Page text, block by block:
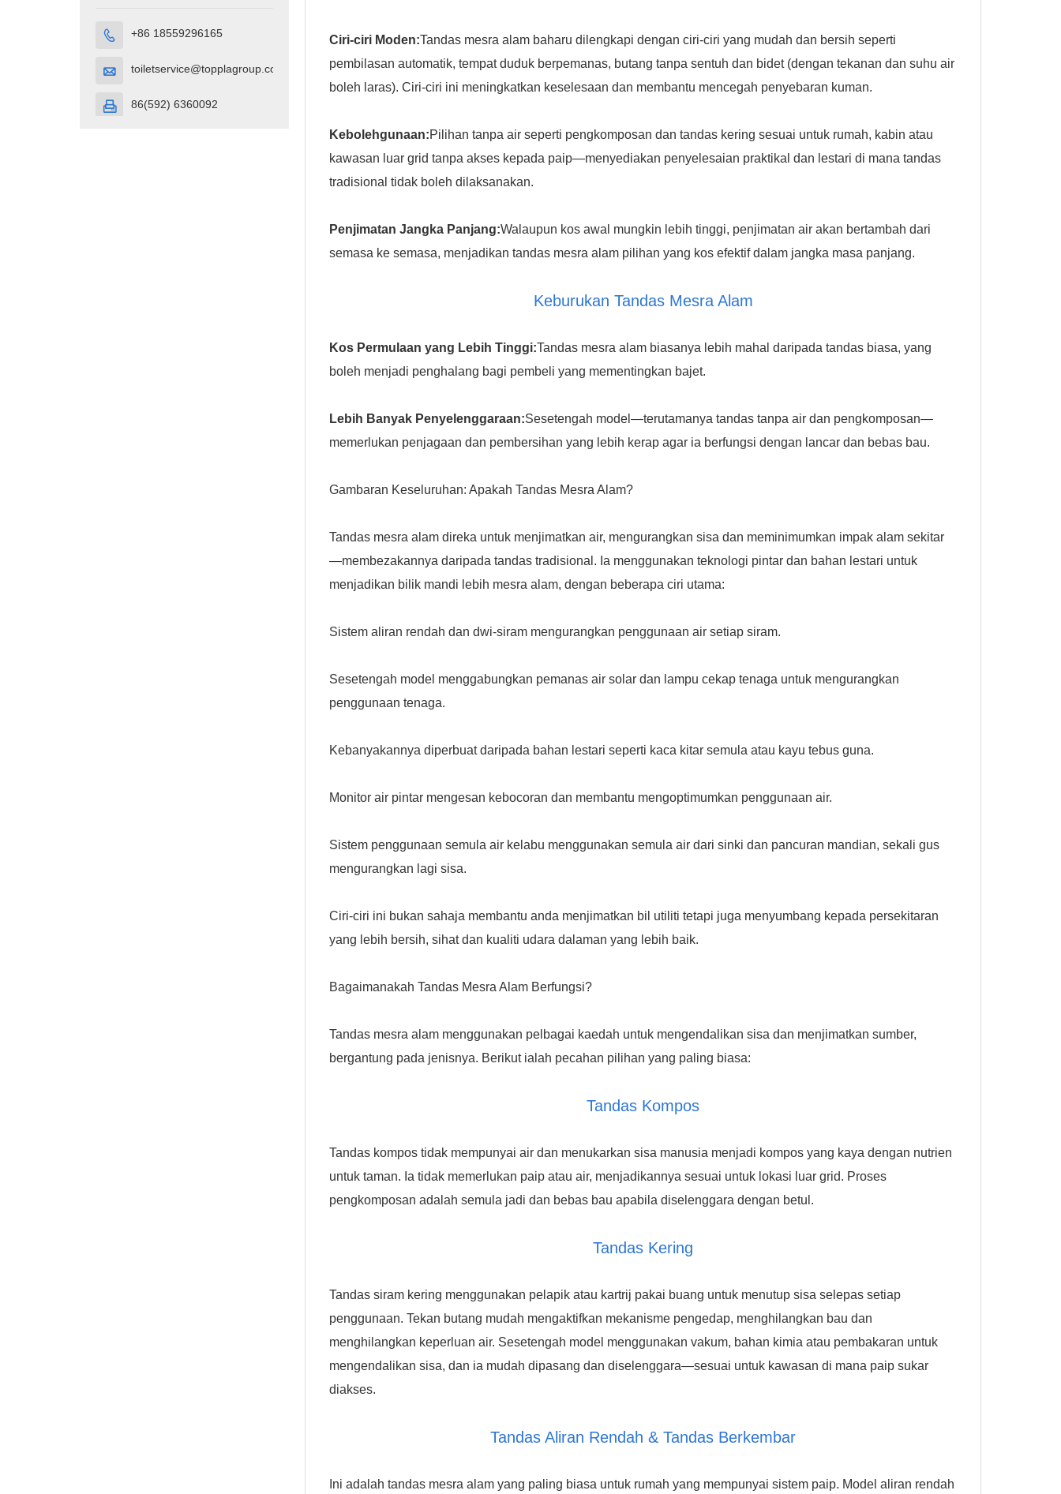
 +86 18559296165
 toiletservice@topplagroup.com
 86(592) 6360092
Ciri-ciri Moden:Tandas mesra alam baharu dilengkapi dengan ciri-ciri yang mudah dan bersih seperti
pembilasan automatik, tempat duduk berpemanas, butang tanpa sentuh dan bidet (dengan tekanan dan suhu air
boleh laras). Ciri-ciri ini meningkatkan keselesaan dan membantu mencegah penyebaran kuman.
Kebolehgunaan:Pilihan tanpa air seperti pengkomposan dan tandas kering sesuai untuk rumah, kabin atau
kawasan luar grid tanpa akses kepada paip—menyediakan penyelesaian praktikal dan lestari di mana tandas
tradisional tidak boleh dilaksanakan.
Penjimatan Jangka Panjang:Walaupun kos awal mungkin lebih tinggi, penjimatan air akan bertambah dari
semasa ke semasa, menjadikan tandas mesra alam pilihan yang kos efektif dalam jangka masa panjang.
Keburukan Tandas Mesra Alam
Kos Permulaan yang Lebih Tinggi:Tandas mesra alam biasanya lebih mahal daripada tandas biasa, yang
boleh menjadi penghalang bagi pembeli yang mementingkan bajet.
Lebih Banyak Penyelenggaraan:Sesetengah model—terutamanya tandas tanpa air dan pengkomposan—
memerlukan penjagaan dan pembersihan yang lebih kerap agar ia berfungsi dengan lancar dan bebas bau.
Gambaran Keseluruhan: Apakah Tandas Mesra Alam?
Tandas mesra alam direka untuk menjimatkan air, mengurangkan sisa dan meminimumkan impak alam sekitar
—membezakannya daripada tandas tradisional. Ia menggunakan teknologi pintar dan bahan lestari untuk
menjadikan bilik mandi lebih mesra alam, dengan beberapa ciri utama:
Sistem aliran rendah dan dwi-siram mengurangkan penggunaan air setiap siram.
Sesetengah model menggabungkan pemanas air solar dan lampu cekap tenaga untuk mengurangkan
penggunaan tenaga.
Kebanyakannya diperbuat daripada bahan lestari seperti kaca kitar semula atau kayu tebus guna.
Monitor air pintar mengesan kebocoran dan membantu mengoptimumkan penggunaan air.
Sistem penggunaan semula air kelabu menggunakan semula air dari sinki dan pancuran mandian, sekali gus
mengurangkan lagi sisa.
Ciri-ciri ini bukan sahaja membantu anda menjimatkan bil utiliti tetapi juga menyumbang kepada persekitaran
yang lebih bersih, sihat dan kualiti udara dalaman yang lebih baik.
Bagaimanakah Tandas Mesra Alam Berfungsi?
Tandas mesra alam menggunakan pelbagai kaedah untuk mengendalikan sisa dan menjimatkan sumber,
bergantung pada jenisnya. Berikut ialah pecahan pilihan yang paling biasa:
Tandas Kompos
Tandas kompos tidak mempunyai air dan menukarkan sisa manusia menjadi kompos yang kaya dengan nutrien
untuk taman. Ia tidak memerlukan paip atau air, menjadikannya sesuai untuk lokasi luar grid. Proses
pengkomposan adalah semula jadi dan bebas bau apabila diselenggara dengan betul.
Tandas Kering
Tandas siram kering menggunakan pelapik atau kartrij pakai buang untuk menutup sisa selepas setiap
penggunaan. Tekan butang mudah mengaktifkan mekanisme pengedap, menghilangkan bau dan
menghilangkan keperluan air. Sesetengah model menggunakan vakum, bahan kimia atau pembakaran untuk
mengendalikan sisa, dan ia mudah dipasang dan diselenggara—sesuai untuk kawasan di mana paip sukar
diakses.
Tandas Aliran Rendah & Tandas Berkembar
Ini adalah tandas mesra alam yang paling biasa untuk rumah yang mempunyai sistem paip. Model aliran rendah